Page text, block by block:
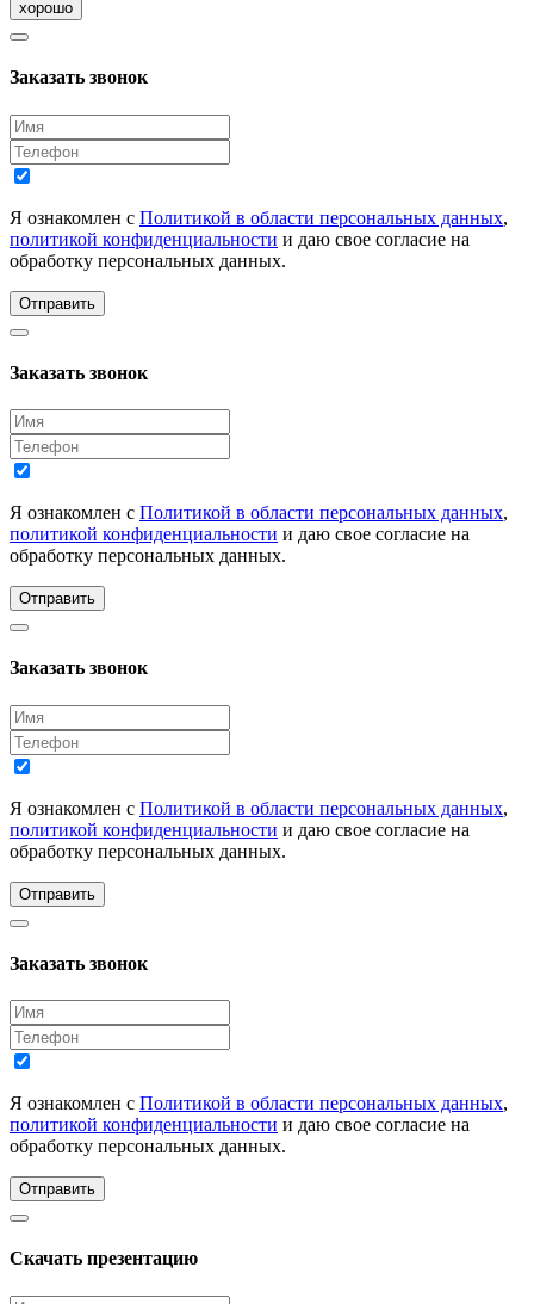
хорошо
Заказать звонок
Я ознакомлен с Политикой в области персональных данных,
политикой конфиденциальности и даю свое согласие на
обработку персональных данных.
Отправить
Заказать звонок
Я ознакомлен с Политикой в области персональных данных,
политикой конфиденциальности и даю свое согласие на
обработку персональных данных.
Отправить
Заказать звонок
Я ознакомлен с Политикой в области персональных данных,
политикой конфиденциальности и даю свое согласие на
обработку персональных данных.
Отправить
Заказать звонок
Я ознакомлен с Политикой в области персональных данных,
политикой конфиденциальности и даю свое согласие на
обработку персональных данных.
Отправить
Скачать презентацию